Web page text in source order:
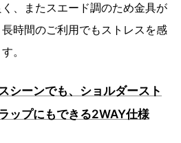
、またスエード調のため金具が
時間のご利用でもストレスを感
。
シーンでも、ショルダースト
ップにもできる2WAY仕様